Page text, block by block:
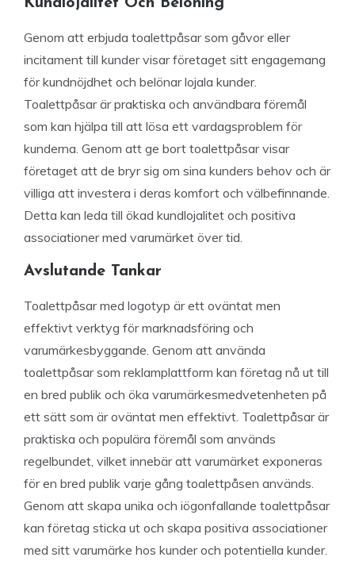
Kundlojalitet Och Belöning
Genom att erbjuda toalettpåsar som gåvor eller
incitament till kunder visar företaget sitt engagemang
för kundnöjdhet och belönar lojala kunder.
Toalettpåsar är praktiska och användbara föremål
som kan hjälpa till att lösa ett vardagsproblem för
kunderna. Genom att ge bort toalettpåsar visar
företaget att de bryr sig om sina kunders behov och är
villiga att investera i deras komfort och välbefinnande.
Detta kan leda till ökad kundlojalitet och positiva
associationer med varumärket över tid.
Avslutande Tankar
Toalettpåsar med logotyp är ett oväntat men
effektivt verktyg för marknadsföring och
varumärkesbyggande. Genom att använda
toalettpåsar som reklamplattform kan företag nå ut till
en bred publik och öka varumärkesmedvetenheten på
ett sätt som är oväntat men effektivt. Toalettpåsar är
praktiska och populära föremål som används
regelbundet, vilket innebär att varumärket exponeras
för en bred publik varje gång toalettpåsen används.
Genom att skapa unika och iögonfallande toalettpåsar
kan företag sticka ut och skapa positiva associationer
med sitt varumärke hos kunder och potentiella kunder.